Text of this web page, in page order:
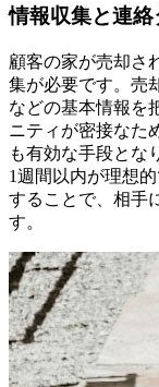
情報収集と連
顧客の家が売却さ
集が必要です。売
などの基本情報を
ニティが密接なた
も有効な手段とな
1週間以内が理想
することで、相手
す。